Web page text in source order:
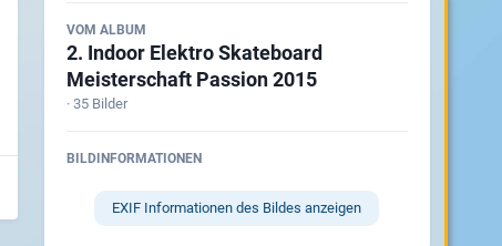
VOM ALBUM
2. Indoor Elektro Skateboard
Meisterschaft Passion 2015
· 35 Bilder
BILDINFORMATIONEN
EXIF Informationen des Bildes anzeigen